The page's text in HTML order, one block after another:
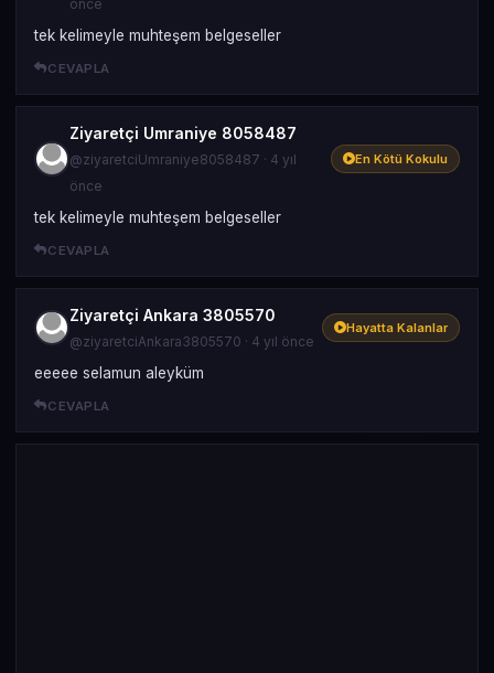
önce
tek kelimeyle muhteşem belgeseller
CEVAPLA
Ziyaretçi Umraniye 8058487
@ziyaretciUmraniye8058487 · 4 yıl
önce
En Kötü Kokulu
tek kelimeyle muhteşem belgeseller
CEVAPLA
Ziyaretçi Ankara 3805570
@ziyaretciAnkara3805570 · 4 yıl önce
Hayatta Kalanlar
eeeee selamun aleyküm
CEVAPLA